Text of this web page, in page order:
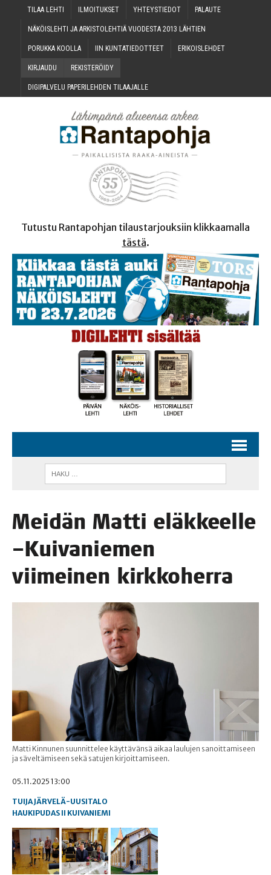
TILAA LEH­TI ILMOI­TUK­SET YHTEYS­TIE­DOT PALAU­TE
NÄKÖIS­LEH­TI JA ARKIS­TO­LEH­TIÄ VUO­DES­TA 2013 LÄHTIEN
PORUK­KA KOOLLA IIN KUN­TA­TIE­DOT­TEET ERI­KOIS­LEH­DET
KIR­JAU­DU REKIS­TE­RÖI­DY
DIGI­PAL­VE­LU PAPE­RI­LEH­DEN TILAAJALLE
Tutustu Rantapohjan tilaustarjouksiin klikkaamalla
tästä.
Mei­dän Mat­ti eläk­keel­le
–Kui­va­nie­men
vii­mei­nen kirkkoherra
Matti Kinnunen suunnittelee käyttävänsä aikaa laulujen sanoittamiseen
ja säveltämiseen sekä satujen kirjoittamiseen.
05.11.2025 13:00
TUIJA JÄRVELÄ-UUSITALO
HAUKIPUDAS II KUIVANIEMI